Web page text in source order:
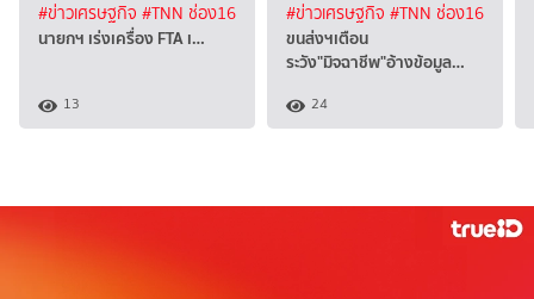
#ข่าวเศรษฐกิจ #TNN ช่อง16
นายกฯ เร่งเครื่อง FTA เ…
13
#ข่าวเศรษฐกิจ #TNN ช่อง16
ขนส่งฯเตือน
ระวัง"มิจฉาชีพ"อ้างข้อมูล…
24